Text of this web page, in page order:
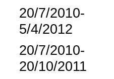
20/7/2010-
5/4/2012
20/7/2010-
20/10/2011